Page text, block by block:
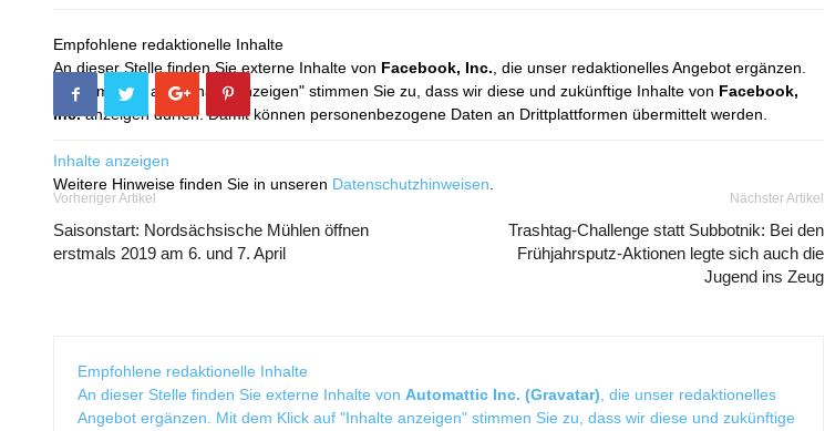
Empfohlene redaktionelle Inhalte
An dieser Stelle finden Sie externe Inhalte von Facebook, Inc. , die unser redaktionelles Angebot ergänzen.
Mit dem Klick auf "Inhalte anzeigen" stimmen Sie zu, dass wir diese und zukünftige Inhalte von Facebook,
Inc.anzeigen dürfen. Damit können personenbezogene Daten an Drittplattformen übermittelt werden.
Inhalte anzeigen
Weitere Hinweise finden Sie in unseren Datenschutzhinweisen
Vorheriger Artikel
Saisonstart: Nordsächsische Mühlen öffnen
erstmals 2019 am 6. und 7. April
Nächster Artikel
Trashtag-Challenge statt Subbotnik: Bei den
Frühjahrsputz-Aktionen legte sich auch die
Jugend ins Zeug
Empfohlene redaktionelle Inhalte
An dieser Stelle finden Sie externe Inhalte von Automattic Inc. (Gravatar) , die unser redaktionelles
Angebot ergänzen. Mit dem Klick auf "Inhalte anzeigen" stimmen Sie zu, dass wir diese und zukünftige